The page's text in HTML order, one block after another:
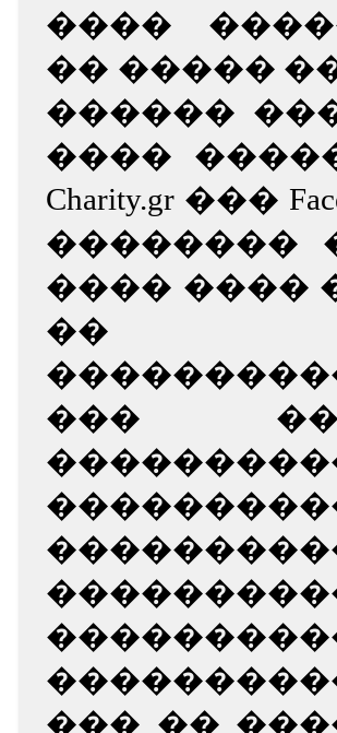
����
�� �����
������
����
Charity.gr ���
��������
���� ����
��
���
��� ��